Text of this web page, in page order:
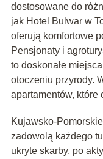
dostosowane do
jak Hotel Bulwar w
oferują komfortowe
Pensjonaty i
to doskonałe
otoczeniu przyrody.
apartamentów, które
Kujawsko-
zadowolą każdego
ukryte skarby, po